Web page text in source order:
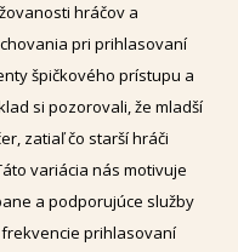
hráčov a
pri prihlasovaní
špičkového prístupu a
si pozorovali, že mladší
zatiaľ čo starší hráči
variácia nás motivuje
a podporujúce služby
prihlasovaní